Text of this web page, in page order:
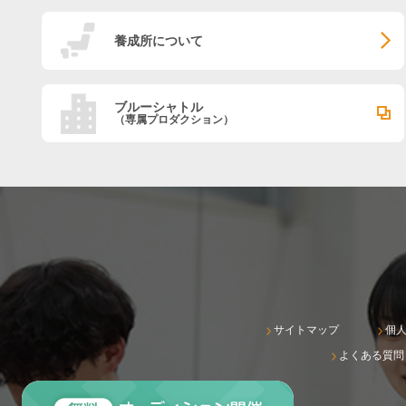
養成所について
ブルーシャトル
（専属プロダクション）
サイトマップ
個
よくある質問